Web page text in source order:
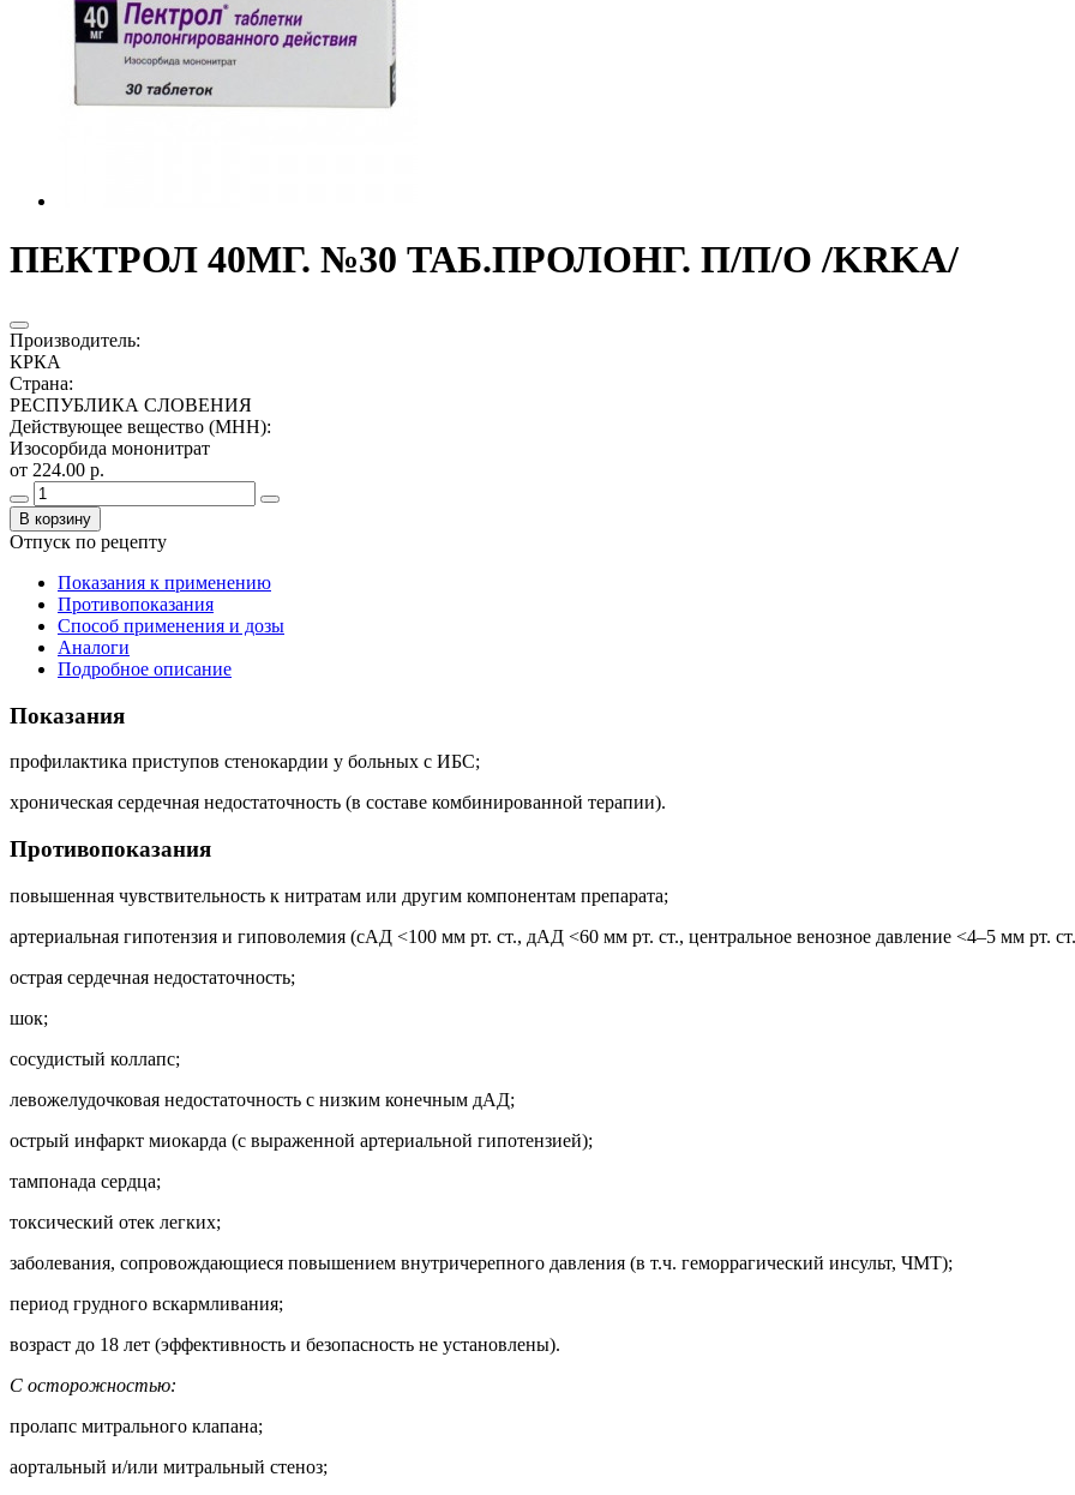
ПЕКТРОЛ 40МГ. №30 ТАБ.ПРОЛОНГ. П/П/О /KRKA/
Производитель:
КРКА
Страна:
РЕСПУБЛИКА СЛОВЕНИЯ
Действующее вещество (МНН):
Изосорбида мононитрат
от 224.00 р.
В корзину
Отпуск по рецепту
Показания к применению
Противопоказания
Способ применения и дозы
Аналоги
Подробное описание
Показания
профилактика приступов стенокардии у больных с ИБС;
хроническая сердечная недостаточность (в составе комбинированной терапии).
Противопоказания
повышенная чувствительность к нитратам или другим компонентам препарата;
артериальная гипотензия и гиповолемия (сАД <100 мм рт. ст., дАД <60 мм рт. ст., центральное венозное давление <4–5 мм рт.
острая сердечная недостаточность;
шок;
сосудистый коллапс;
левожелудочковая недостаточность с низким конечным дАД;
острый инфаркт миокарда (с выраженной артериальной гипотензией);
тампонада сердца;
токсический отек легких;
заболевания, сопровождающиеся повышением внутричерепного давления (в т.ч. геморрагический инсульт, ЧМТ);
период грудного вскармливания;
возраст до 18 лет (эффективность и безопасность не установлены).
С осторожностью:
пролапс митрального клапана;
аортальный и/или митральный стеноз;